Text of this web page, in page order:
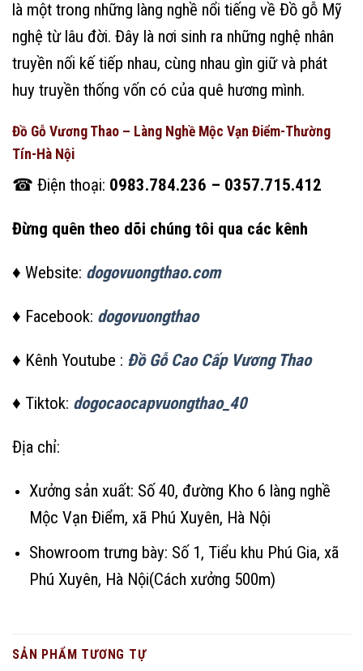
là một trong những làng nghề nổi tiếng về Đồ gỗ Mỹ
nghệ từ lâu đời. Đây là nơi sinh ra những nghệ nhân
truyền nối kế tiếp nhau, cùng nhau gìn giữ và phát
huy truyền thống vốn có của quê hương mình.
Đồ Gỗ Vương Thao – Làng Nghề Mộc Vạn Điểm-Thường
Tín-Hà Nội
☎ Điện thoại: 0983.784.236 – 0357.715.412
Đừng quên theo dõi chúng tôi qua các kênh
♦ Website: dogovuongthao.com
♦ Facebook: dogovuongthao
♦ Kênh Youtube : Đồ Gỗ Cao Cấp Vương Thao
♦ Tiktok: dogocaocapvuongthao_40
Địa chỉ:
Xưởng sản xuất: Số 40, đường Kho 6 làng nghề
Mộc Vạn Điểm, xã Phú Xuyên, Hà Nội
Showroom trưng bày: Số 1, Tiểu khu Phú Gia, xã
Phú Xuyên, Hà Nội(Cách xưởng 500m)
SẢN PHẨM TƯƠNG TỰ